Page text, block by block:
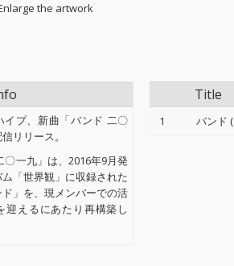
the artwork
Title
1 バンド
イプ、新曲「バンド 二〇
リリース。
〇一九」は、2016年9月発
「世界観」に収録された
」を、現メンバーでの活
迎えるにあたり再構築し